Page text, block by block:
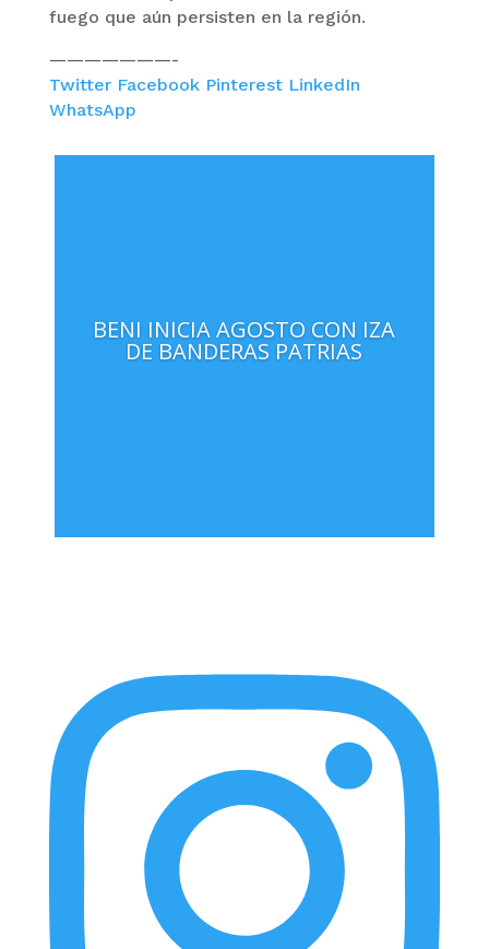
fuego que aún persisten en la región.
———————-
Twitter Facebook Pinterest LinkedIn
WhatsApp
BENI INICIA AGOSTO CON IZA
DE BANDERAS PATRIAS